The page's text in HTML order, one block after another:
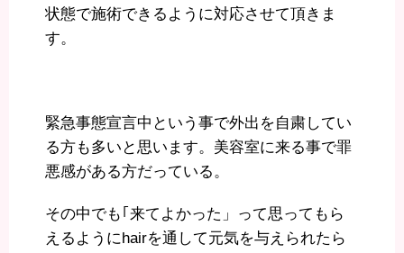
状態で施術できるように対応させて頂きま
す。
緊急事態宣言中という事で外出を自粛してい
る方も多いと思います。美容室に来る事で罪
悪感がある方だっている。
その中でも｢来てよかった」って思ってもら
えるようにhairを通して元気を与えられたら